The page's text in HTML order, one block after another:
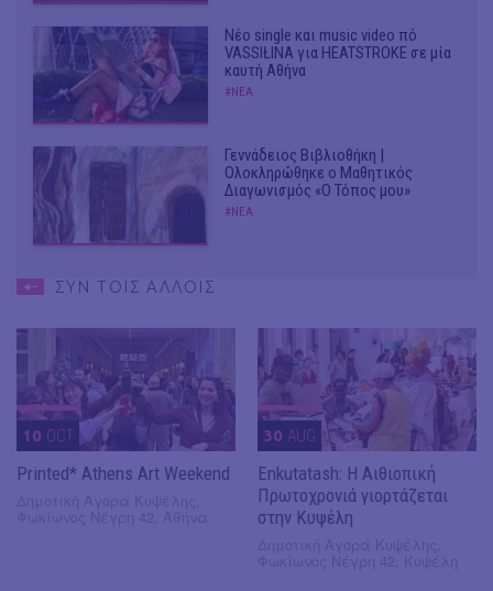
Νέο single και music video πό
VASSIŁINA για HEATSTROKE σε μία
καυτή Αθήνα
#ΝΕΑ
Γεννάδειος Βιβλιοθήκη |
Ολοκληρώθηκε ο Μαθητικός
Διαγωνισμός «Ο Τόπος μου»
#ΝΕΑ
ΣΥΝ ΤΟΙΣ ΑΛΛΟΙΣ
10 OCT
Printed* Athens Art Weekend
30 AUG
Enkutatash: Η Αιθιοπική
Πρωτοχρονιά γιορτάζεται
στην Κυψέλη